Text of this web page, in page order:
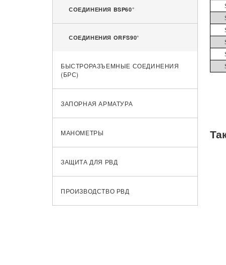
СОЕДИНЕНИЯ BSP60°
СОЕДИНЕНИЯ ORFS90°
БЫСТРОРАЗЪЕМНЫЕ СОЕДИНЕНИЯ
(БРС)
ЗАПОРНАЯ АРМАТУРА
МАНОМЕТРЫ
ЗАЩИТА ДЛЯ РВД
ПРОИЗВОДСТВО РВД